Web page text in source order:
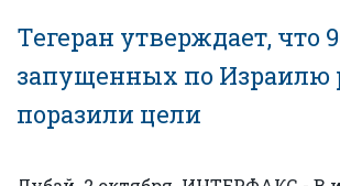
Тегеран утверждает, что
запущенных по Израилю
поразили цели